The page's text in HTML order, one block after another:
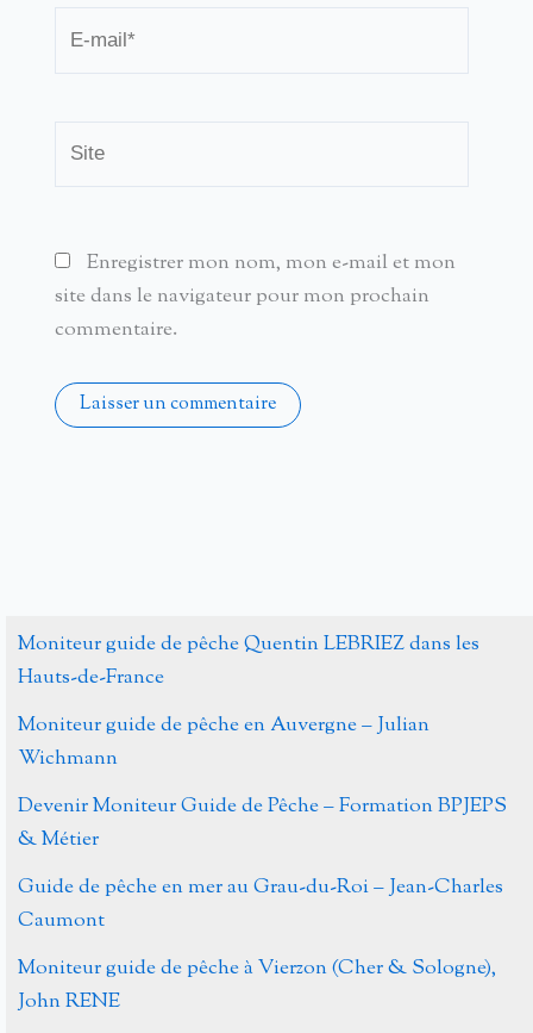
Enregistrer mon nom, mon e-mail et mon
site dans le navigateur pour mon prochain
commentaire.
Moniteur guide de pêche Quentin LEBRIEZ dans les
Hauts-de-France
Moniteur guide de pêche en Auvergne – Julian
Wichmann
Devenir Moniteur Guide de Pêche – Formation BPJEPS
& Métier
Guide de pêche en mer au Grau-du-Roi – Jean-Charles
Caumont
Moniteur guide de pêche à Vierzon (Cher & Sologne),
John RENE